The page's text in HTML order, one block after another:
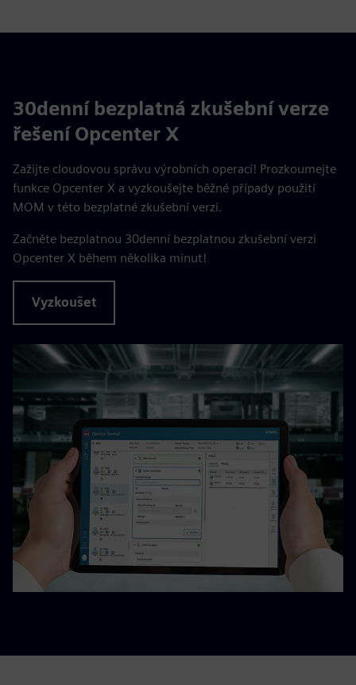
30denní bezplatná zkušební verze
řešení Opcenter X
Zažijte cloudovou správu výrobních operací! Prozkoumejte
funkce Opcenter X a vyzkoušejte běžné případy použití
MOM v této bezplatné zkušební verzi.
Začněte bezplatnou 30denní bezplatnou zkušební verzi
Opcenter X během několika minut!
Vyzkoušet